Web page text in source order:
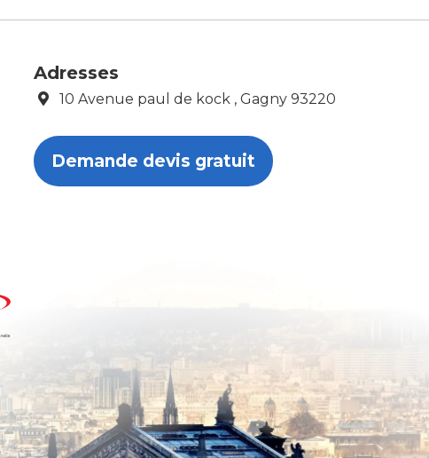
Adresses
10 Avenue paul de kock , Gagny 93220
Demande devis gratuit